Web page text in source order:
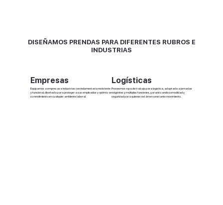
DISEÑAMOS PRENDAS PARA DIFERENTES RUBROS E
INDUSTRIAS
Empresas
Equipamos a empresas e industrias con indumentaria resistente
y funcional, diseñada para proteger a sus empleados y optimizar
su rendimiento en cualquier ambiente laboral.
Logísticas
Proveemos ropa de trabajo para logística, adaptada a jornadas
exigentes y múltiples funciones, garantizando comodidad y
seguridad para quienes están en constante movimiento.